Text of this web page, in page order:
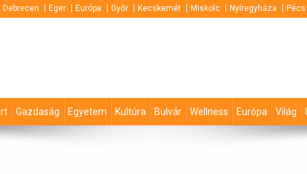
Debrecen Eger Európa Győr Kecskemét Miskolc Nyíregyháza Pécs
Gazdaság Egyetem Kultúra Bulvár Wellness Európa Világ